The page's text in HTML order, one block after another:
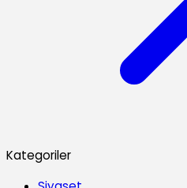
Kategoriler